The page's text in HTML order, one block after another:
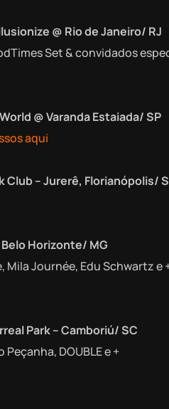
@ Rio de Janeiro/ RJ
Set & convidados
@ Varanda Estaiada/ SP
aqui
Club – Jurerê, Florianópolis/
Horizonte/ MG
Mila Journée, Edu Schwartz e
Park – Camboriú/ SC
DOUBLE e +